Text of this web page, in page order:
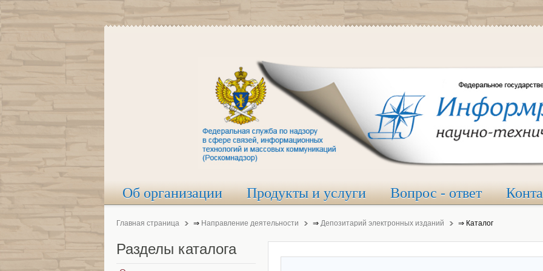
Об организации Продукты и услуги Вопрос - ответ
Главная страница ⇒ Направление деятельности ⇒ Депозитарий электронных изданий ⇒ Каталог
Разделы каталога